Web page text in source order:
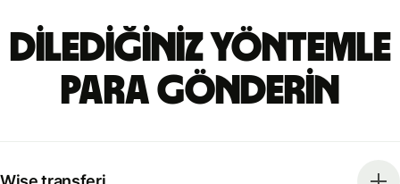
Dilediğiniz yöntemle
para gönderin